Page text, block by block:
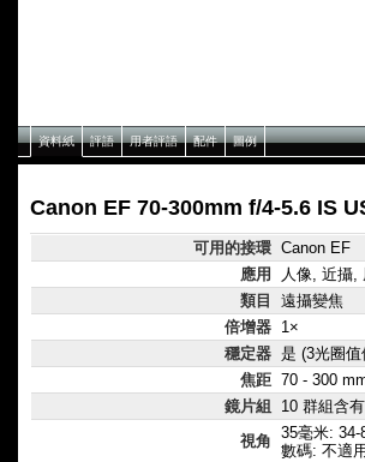
資料紙 評語 用者評語 配件 圖例
Canon EF 70-300mm f/4-5.6 IS
可用的接環 Canon EF
應用
人像, 近攝,
類目
遠攝變焦
倍增器 1×
穩定器 是 (3光圈值
焦距 70 - 300
鏡片組
10 群組含
視角 35毫米: 34-
數碼: 不適用